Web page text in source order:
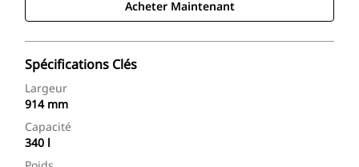
Acheter Maintenant
Spécifications Clés
Largeur
914 mm
Capacité
340 l